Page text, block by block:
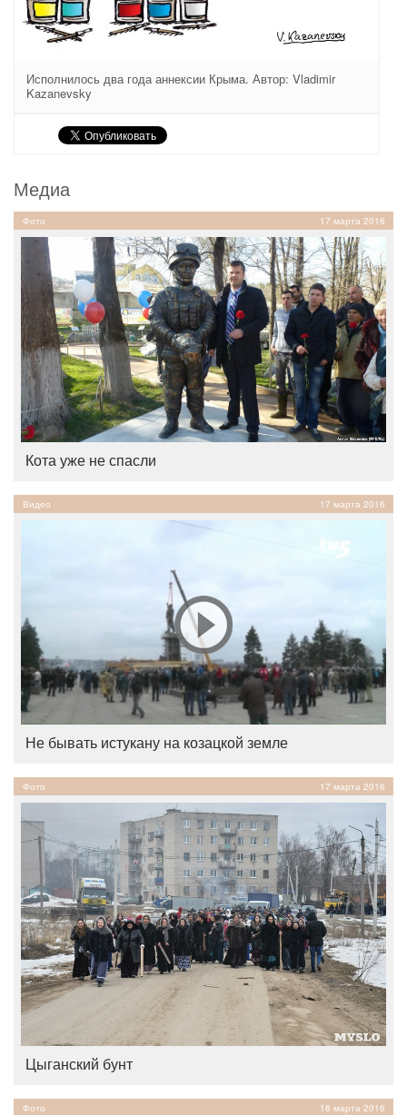
Исполнилось два года аннексии Крыма. Автор: Vladimir
Kazanevsky
Медиа
Фото 17 марта 2016
Кота уже не спасли
Видео 17 марта 2016
Не бывать истукану на козацкой земле
Фото 17 марта 2016
Цыганский бунт
Фото 16 марта 2016